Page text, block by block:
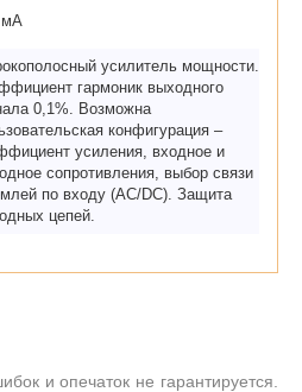
мА
усилитель мощности.
гармоник выходного
0,1%. Возможна
конфигурация –
усиления, входное и
сопротивления, выбор связи
по входу (AC/DC). Защита
цепей.
и опечаток не гарантируется.